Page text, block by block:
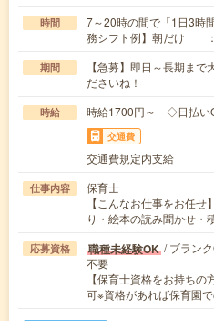
時間
7～20時の間で「1日3時
務シフト例】朝だけ
期間
【急募】即日～長期ま
ださいね！
時給 時給1700円～ ◇日払い
交通費
交通費規定内支給
仕事内容
保育士
【こんなお仕事をお任
り・絵本の読み聞かせ
応募資格 職種未経験OK / ブラン
不要
【保育士資格をお持ち
可※資格があれば保育園